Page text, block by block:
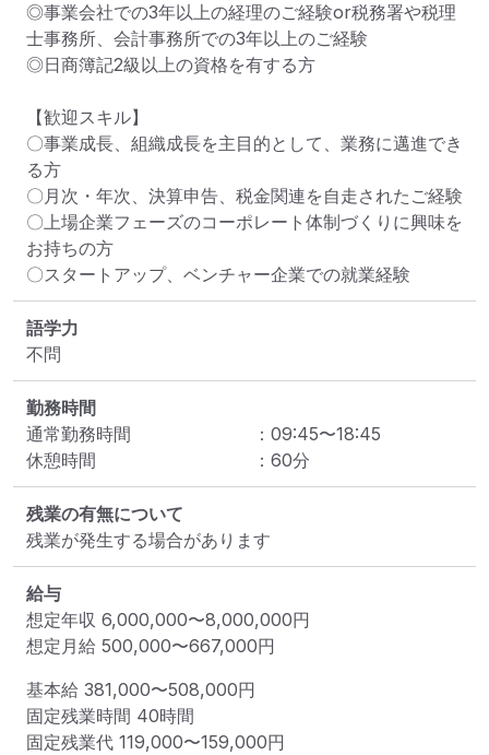
◎事業会社での3年以上の経理のご経験or税務署や税理
士事務所、会計事務所での3年以上のご経験
◎日商簿記2級以上の資格を有する方
【歓迎スキル】
〇事業成長、組織成長を主目的として、業務に邁進でき
る方
〇月次・年次、決算申告、税金関連を自走されたご経験
〇上場企業フェーズのコーポレート体制づくりに興味を
お持ちの方
〇スタートアップ、ベンチャー企業での就業経験
語学力
不問
勤務時間
通常勤務時間
： 09:45〜18:45
休憩時間
： 60分
残業の有無について
残業が発生する場合があります
給与
想定年収 6,000,000〜8,000,000円
想定月給 500,000〜667,000円
基本給 381,000〜508,000円
固定残業時間 40時間
固定残業代 119,000〜159,000円